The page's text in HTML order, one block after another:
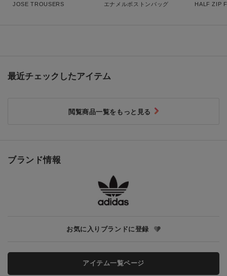
JOSE TROUSERS
エナメルボストンバッグ
HALF ZIP
ブランド情報
お気に入りブランドに登録
アイテム一覧ページ
最近チェックしたアイテム
閲覧商品一覧をもっと見る